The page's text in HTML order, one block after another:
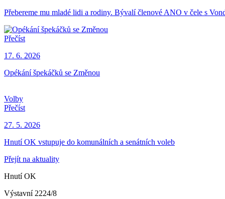
Přebereme mu mladé lidi a rodiny. Bývalí členové ANO v čele s
Přečíst
17. 6. 2026
Opékání špekáčků se Změnou
Volby
Přečíst
27. 5. 2026
Hnutí OK vstupuje do komunálních a senátních voleb
Přejít na aktuality
Hnutí OK
Výstavní 2224/8